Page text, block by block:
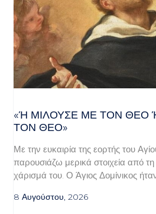
«Ή ΜΙΛΟΎΣΕ ΜΕ ΤΟΝ ΘΕΌ Ή
Ν ΘΕΌ»
Με την ευκαιρία της εορτής του
παρουσιάζω μερικά στοιχεία από τη
χάρισμά του. Ο Άγιος Δομίνικος
8 Αυγούστου, 2026